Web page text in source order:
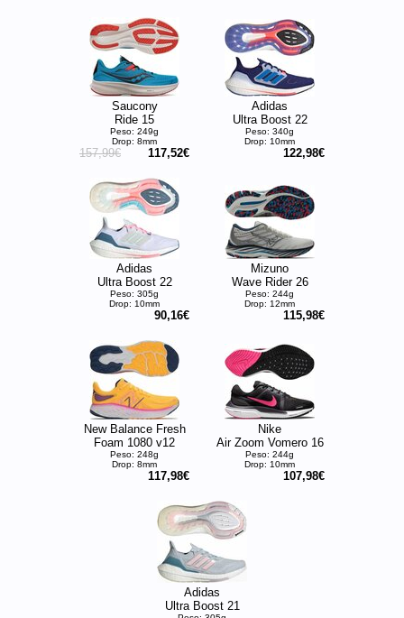
Saucony
Ride 15
Peso: 249g
Drop: 8mm
157,99€ 117,52€
Adidas
Ultra Boost 22
Peso: 340g
Drop: 10mm
122,98€
Adidas
Ultra Boost 22
Peso: 305g
Drop: 10mm
90,16€
Mizuno
Wave Rider 26
Peso: 244g
Drop: 12mm
115,98€
New Balance Fresh
Foam 1080 v12
Peso: 248g
Drop: 8mm
117,98€
Nike
Air Zoom Vomero 16
Peso: 244g
Drop: 10mm
107,98€
Adidas
Ultra Boost 21